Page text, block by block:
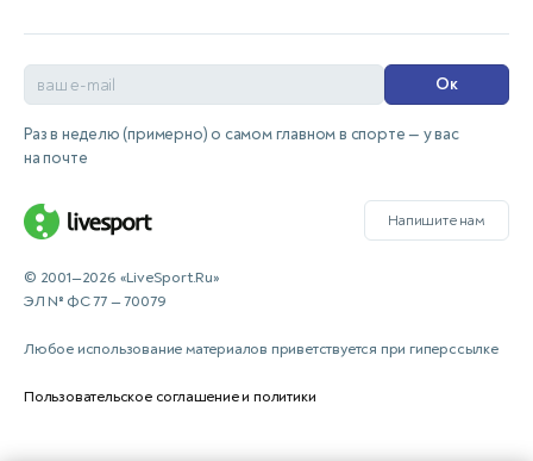
Ок
Раз в неделю (примерно) о самом главном в спорте — у вас
на почте
Напишите нам
© 2001—2026 «LiveSport.Ru»
ЭЛ № ФС 77 — 70079
Любое использование материалов приветствуется при гиперссылке
Пользовательское соглашение и политики